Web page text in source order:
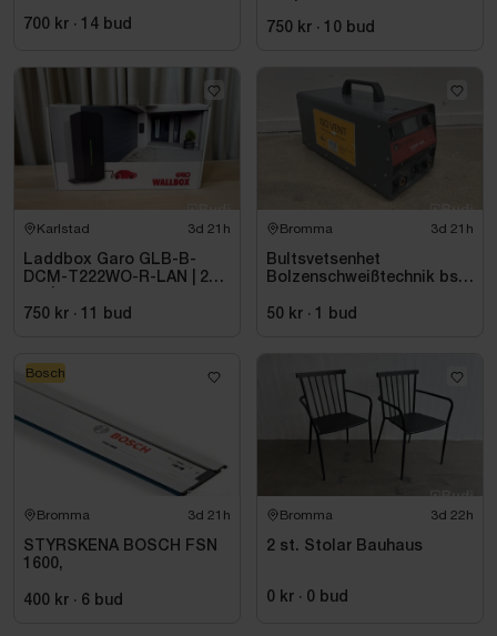
700 kr · 14 bud
750 kr · 10 bud
Karlstad 3d 21h
Laddbox Garo GLB-B-
DCM-T222WO-R-LAN | 22
750 kr · 11 bud
Bromma 3d 21h
Bultsvetsenhet
Bolzenschweißtechnik bsk
50 kr · 1 bud
Bromma 3d 21h
STYRSKENA BOSCH FSN
1600,
400 kr · 6 bud
Bosch
Bromma 3d 22h
2 st. Stolar Bauhaus
0 kr · 0 bud